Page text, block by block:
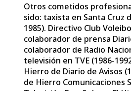
Otros cometidos
sido: taxista en Santa Cruz
1985). Directivo Club
colaborador de prensa
colaborador de Radio
televisión en TVE (1986-
Hierro de Diario de Avisos
de Hierro Comunicaciones